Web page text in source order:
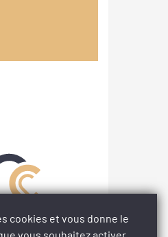
cookies et vous donne le